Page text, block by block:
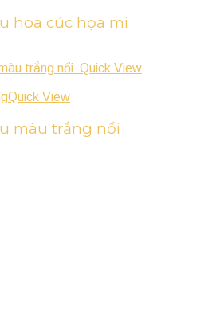
hoa cúc họa mi
Quick View
Quick View
màu trắng nổi